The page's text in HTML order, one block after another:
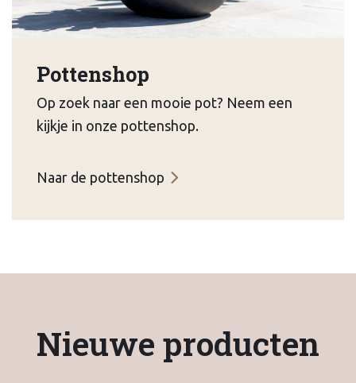
Pottenshop
Op zoek naar een mooie pot? Neem een
kijkje in onze pottenshop.
Naar de pottenshop
Nieuwe producten